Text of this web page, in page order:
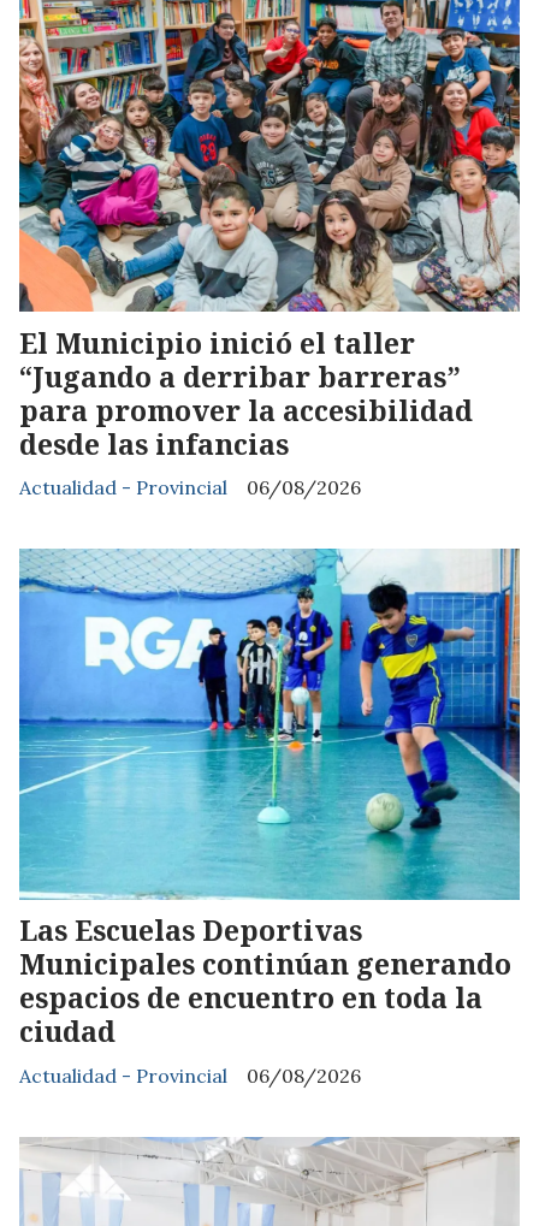
El Municipio inició el taller
“Jugando a derribar barreras”
para promover la accesibilidad
desde las infancias
Actualidad - Provincial 06/08/2026
Las Escuelas Deportivas
Municipales continúan generando
espacios de encuentro en toda la
ciudad
Actualidad - Provincial 06/08/2026